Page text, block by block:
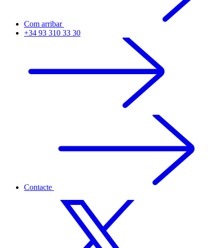
Com arribar
+34 93 310 33 30
Contacte